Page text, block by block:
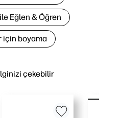
çekebilir
Eğlen & Öğren
için boyama